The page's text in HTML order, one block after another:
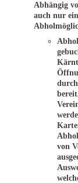
Abhängig
auch nur
von